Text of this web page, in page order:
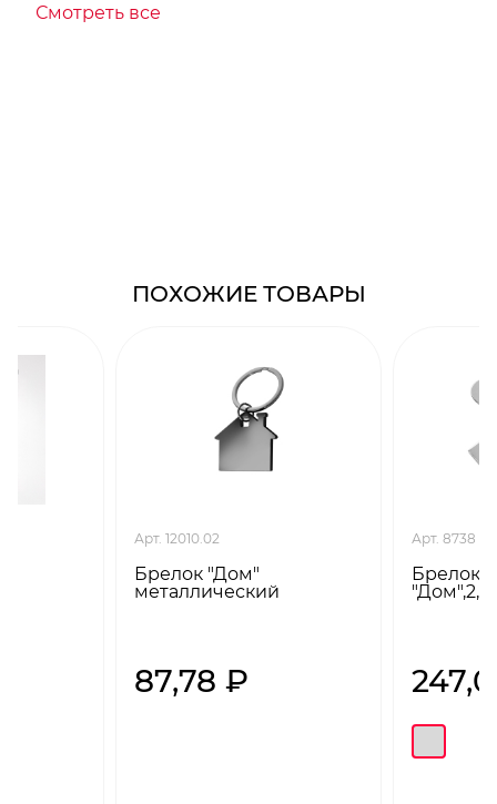
Смотреть все
ПОХОЖИЕ ТОВАРЫ
Арт. 12010.02
Брелок "Дом"
металлический
87,78 ₽
Арт. 8738
Брелок